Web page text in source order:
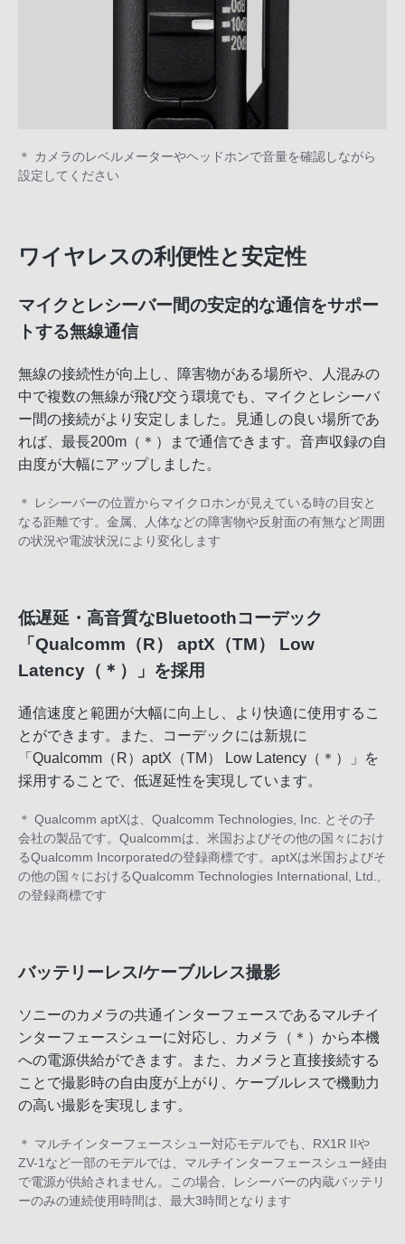
＊ カメラのレベルメーターやヘッドホンで音量を確認しながら
設定してください
ワイヤレスの利便性と安定性
マイクとレシーバー間の安定的な通信をサポー
トする無線通信
無線の接続性が向上し、障害物がある場所や、人混みの
中で複数の無線が飛び交う環境でも、マイクとレシーバ
ー間の接続がより安定しました。見通しの良い場所であ
れば、最長200m（＊）まで通信できます。音声収録の自
由度が大幅にアップしました。
＊ レシーバーの位置からマイクロホンが見えている時の目安と
なる距離です。金属、人体などの障害物や反射面の有無など周囲
の状況や電波状況により変化します
低遅延・高音質なBluetoothコーデック
「Qualcomm（R） aptX（TM） Low
Latency（＊）」を採用
通信速度と範囲が大幅に向上し、より快適に使用するこ
とができます。また、コーデックには新規に
「Qualcomm（R）aptX（TM） Low Latency（＊）」を
採用することで、低遅延性を実現しています。
＊ Qualcomm aptXは、Qualcomm Technologies, Inc. とその子
会社の製品です。Qualcommは、米国およびその他の国々におけ
るQualcomm Incorporatedの登録商標です。aptXは米国およびそ
の他の国々におけるQualcomm Technologies International, Ltd.,
の登録商標です
バッテリーレス/ケーブルレス撮影
ソニーのカメラの共通インターフェースであるマルチイ
ンターフェースシューに対応し、カメラ（＊）から本機
への電源供給ができます。また、カメラと直接接続する
ことで撮影時の自由度が上がり、ケーブルレスで機動力
の高い撮影を実現します。
＊ マルチインターフェースシュー対応モデルでも、RX1R IIや
ZV-1など一部のモデルでは、マルチインターフェースシュー経由
で電源が供給されません。この場合、レシーバーの内蔵バッテリ
ーのみの連続使用時間は、最大3時間となります